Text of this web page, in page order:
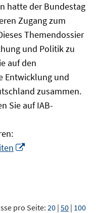
hatte der Bundestag
Zugang zum
Themendossier
und Politik zu
auf den
Entwicklung und
zusammen.
Sie auf IAB-
pro Seite:20 | 50 | 100